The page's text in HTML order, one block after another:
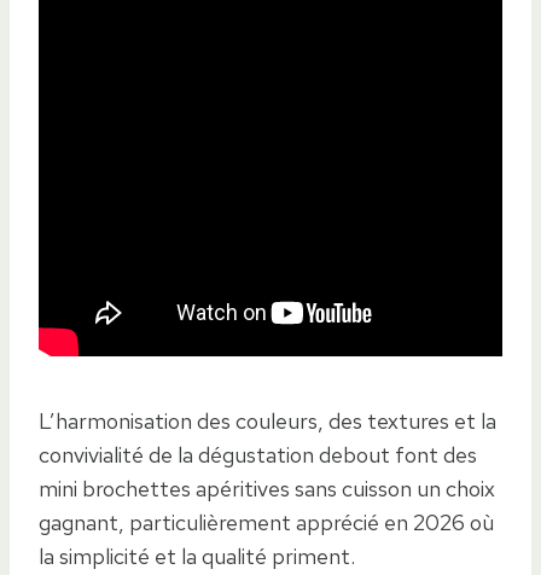
L’harmonisation des couleurs, des textures et la
convivialité de la dégustation debout font des
mini brochettes apéritives sans cuisson un choix
gagnant, particulièrement apprécié en 2026 où
la simplicité et la qualité priment.